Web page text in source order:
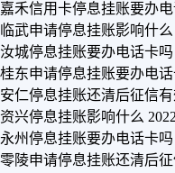
嘉禾信用卡停息挂账要办
临武申请停息挂账影响什么
汝城停息挂账要办电话卡吗
桂东申请停息挂账要办电
安仁停息挂账还清后征信
资兴停息挂账影响什么
永州停息挂账要办电话卡吗
零陵申请停息挂账还清后